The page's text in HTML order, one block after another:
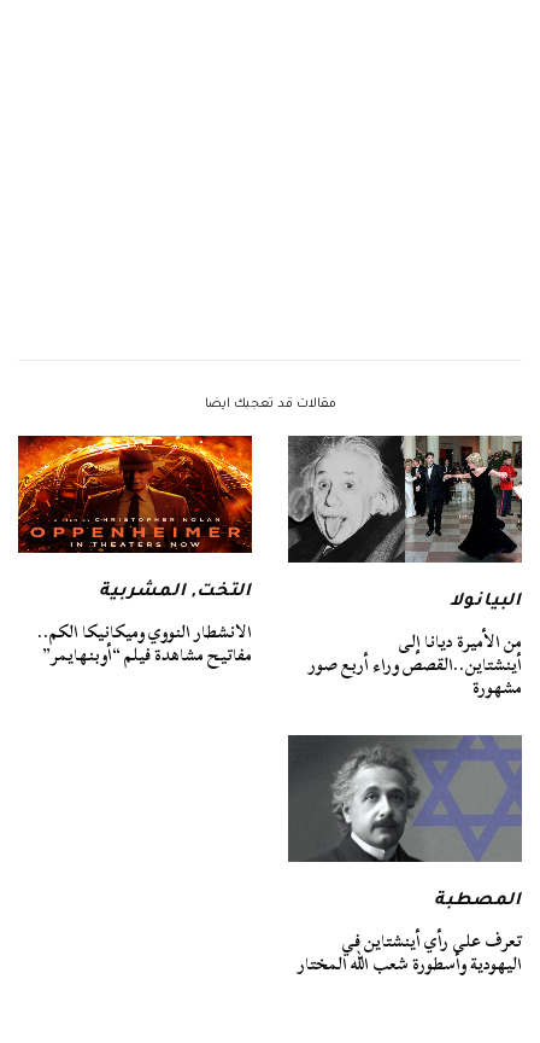
مقالات قد تعجبك ايضا
البيانولا
من الأميرة ديانا إلى
أينشتاين..القصص وراء أربع صور
مشهورة
التخت,المشربية
الانشطار النووي وميكانيكا الكم..
مفاتيح مشاهدة فيلم “أوبنهايمر”
المصطبة
تعرف على رأي أينشتاين في
اليهودية وأسطورة شعب الله المختار